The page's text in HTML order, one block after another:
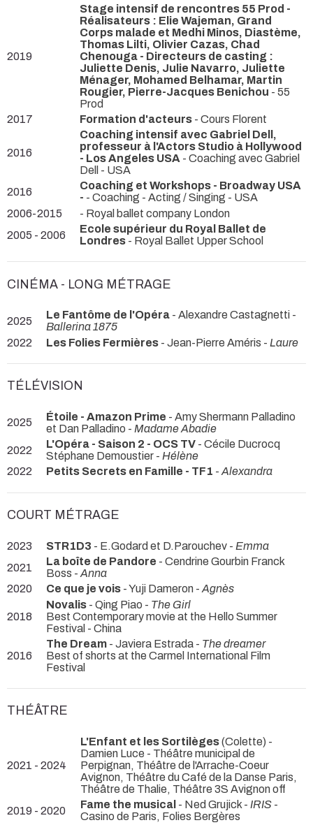
2019
Stage intensif de rencontres 55 Prod -
Réalisateurs : Elie Wajeman, Grand
Corps malade et Medhi Minos, Diastème,
Thomas Lilti, Olivier Cazas, Chad
Chenouga - Directeurs de casting :
Juliette Denis, Julie Navarro, Juliette
Ménager, Mohamed Belhamar, Martin
Rougier, Pierre-Jacques Benichou - 55
Prod
2017
Formation d'acteurs - Cours Florent
2016
Coaching intensif avec Gabriel Dell,
professeur à l'Actors Studio à Hollywood
- Los Angeles USA - Coaching avec Gabriel
Dell - USA
2016
Coaching et Workshops - Broadway USA
- - Coaching - Acting / Singing - USA
2006-2015
- Royal ballet company London
2005 - 2006
Ecole supérieur du Royal Ballet de
Londres - Royal Ballet Upper School
CINÉMA - LONG MÉTRAGE
2025 Le Fantôme de l'Opéra - Alexandre Castagnetti -
Ballerina 1875
2022
Les Folies Fermières - Jean-Pierre Améris - Laure
TÉLÉVISION
2025 Étoile - Amazon Prime - Amy Shermann Palladino
et Dan Palladino - Madame Abadie
2022
L'Opéra - Saison 2 - OCS TV - Cécile Ducrocq
Stéphane Demoustier - Hélène
2022
Petits Secrets en Famille - TF1 -Alexandra
COURT MÉTRAGE
2023 STR1D3 - E.Godard et D.Parouchev - Emma
2021
La boîte de Pandore - Cendrine Gourbin Franck
Boss - Anna
2020
Ce que je vois - Yuji Dameron - Agnès
2018
Novalis - Qing Piao - The Girl
Best Contemporary movie at the Hello Summer
Festival - China
2016
The Dream - Javiera Estrada - The dreamer
Best of shorts at the Carmel International Film
Festival
THÉÂTRE
2021 - 2024
L'Enfant et les Sortilèges(Colette) -
Damien Luce - Théâtre municipal de
Perpignan, Théâtre de l'Arrache-Coeur
Avignon, Théâtre du Café de la Danse Paris,
Théâtre de Thalie, Théâtre 3S Avignon off
2019 - 2020
Fame the musical - Ned Grujick - IRIS -
Casino de Paris, Folies Bergères